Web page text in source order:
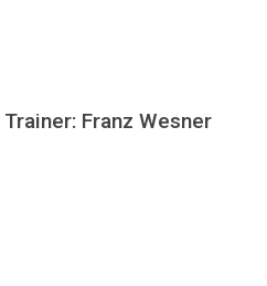
Franz Wesner